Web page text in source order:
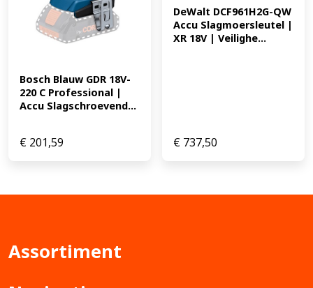
Bosch Blauw GDR 18V-
220 C Professional |
Accu Slagschroevend...
€ 201,59
DeWalt DCF961H2G-QW
Accu Slagmoersleutel |
XR 18V | Veilighe...
€ 737,50
Assortiment